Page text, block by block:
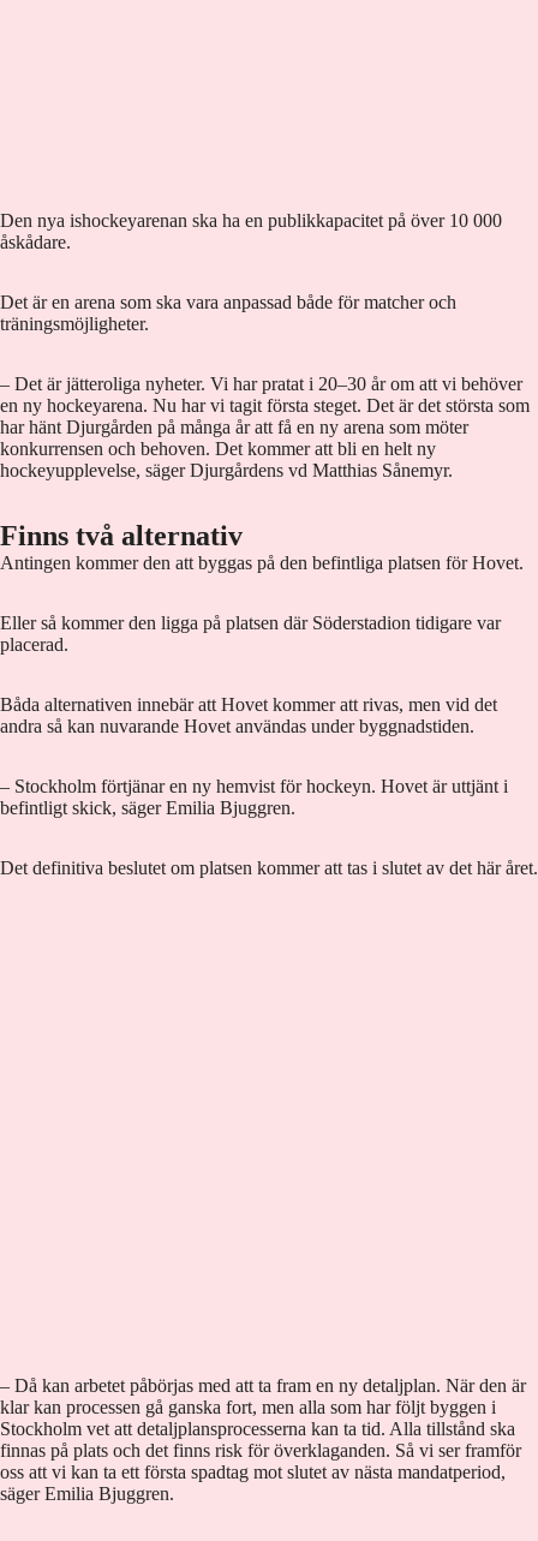
Den nya ishockeyarenan ska ha en publikkapacitet på över 10 000
åskådare.
Det är en arena som ska vara anpassad både för matcher och
träningsmöjligheter.
– Det är jätteroliga nyheter. Vi har pratat i 20–30 år om att vi behöver
en ny hockeyarena. Nu har vi tagit första steget. Det är det största som
har hänt Djurgården på många år att få en ny arena som möter
konkurrensen och behoven. Det kommer att bli en helt ny
hockeyupplevelse, säger Djurgårdens vd Matthias Sånemyr.
Finns två alternativ
Antingen kommer den att byggas på den befintliga platsen för Hovet.
Eller så kommer den ligga på platsen där Söderstadion tidigare var
placerad.
Båda alternativen innebär att Hovet kommer att rivas, men vid det
andra så kan nuvarande Hovet användas under byggnadstiden.
– Stockholm förtjänar en ny hemvist för hockeyn. Hovet är uttjänt i
befintligt skick, säger Emilia Bjuggren.
Det definitiva beslutet om platsen kommer att tas i slutet av det här året.
– Då kan arbetet påbörjas med att ta fram en ny detaljplan. När den är
klar kan processen gå ganska fort, men alla som har följt byggen i
Stockholm vet att detaljplansprocesserna kan ta tid. Alla tillstånd ska
finnas på plats och det finns risk för överklaganden. Så vi ser framför
oss att vi kan ta ett första spadtag mot slutet av nästa mandatperiod,
säger Emilia Bjuggren.